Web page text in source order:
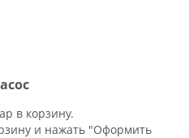
в корзину.
и нажать "Оформить